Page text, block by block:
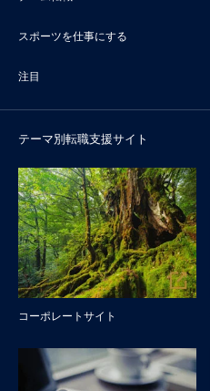
スポーツを仕事にする
注目
テーマ別転職支援サイト
コーポレートサイト